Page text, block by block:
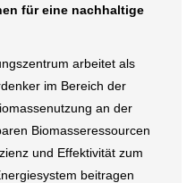
für eine nachhaltige
arbeitet als
im Bereich der
an der
Biomasseressourcen
und Effektivität zum
beitragen